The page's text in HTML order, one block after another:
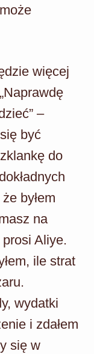
więcej
–
być
do
byłem
na
Aliye.
ile strat
wydatki
i zdałem
się w